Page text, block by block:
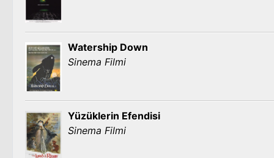
Watership Down
Sinema Filmi
Yüzüklerin Efendisi
Sinema Filmi